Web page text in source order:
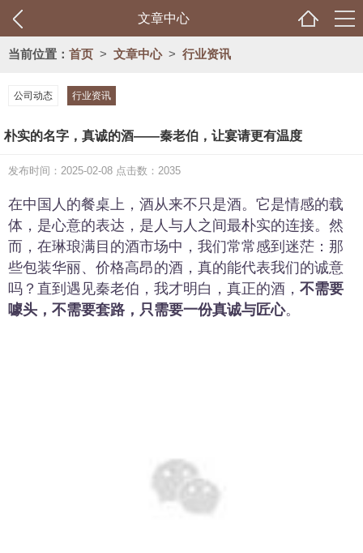
文章中心
当前位置： 首页 > 文章中心 > 行业资讯
公司动态 行业资讯
朴实的名字，真诚的酒——秦老伯，让宴请更有温度
发布时间：2025-02-08 点击数：2035
在中国人的餐桌上，酒从来不只是酒。它是情感的载
体，是心意的表达，是人与人之间最朴实的连接。然
而，在琳琅满目的酒市场中，我们常常感到迷茫：那
些包装华丽、价格高昂的酒，真的能代表我们的诚意
吗？直到遇见秦老伯，我才明白，真正的酒， 不需要
噱头，不需要套路，只需要一份真诚与匠心。